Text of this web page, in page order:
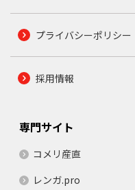
プライバシーポリシー
採用情報
専門サイト
コメリ産直
レンガ.pro